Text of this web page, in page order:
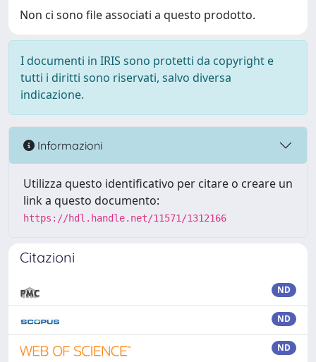
Non ci sono file associati a questo prodotto.
I documenti in IRIS sono protetti da copyright e
tutti i diritti sono riservati, salvo diversa
indicazione.
Informazioni
Utilizza questo identificativo per citare o creare un
link a questo documento:
https://hdl.handle.net/11571/1312166
Citazioni
ND
ND
ND